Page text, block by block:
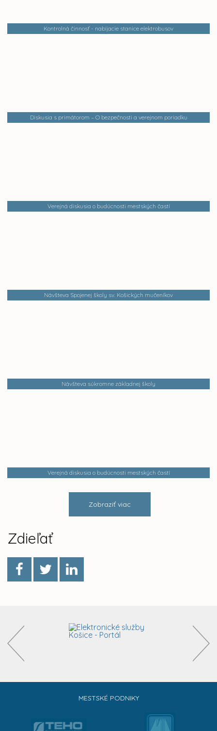
Kontrolná činnosť - nabíjacie stanice elektrobusov
Diskusia s primátorom – O bezpečnosti a verejnom poriadku
Verejná diskusia o budúcnosti mestských častí
Návšteva Spojenej školy sv. Košických mučeníkov
Návšteva súkromne základnej školy
Verejná diskusia o budúcnosti mestských častí
Zobraziť viac
Zdieľať
MESTSKÉ PODNIKY